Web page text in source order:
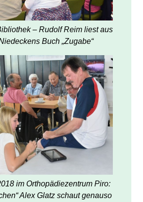
– Rudolf Reim liest aus
Buch „Zugabe“
im Orthopädiezentrum Piro:
Alex Glatz schaut genauso